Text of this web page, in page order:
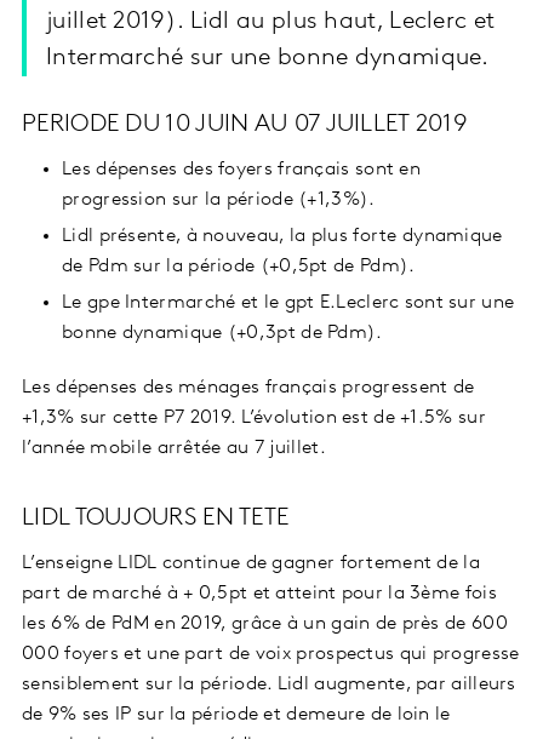
juillet 2019). Lidl au plus haut, Leclerc et
Intermarché sur une bonne dynamique.
PERIODE DU 10 JUIN AU 07 JUILLET 2019
Les dépenses des foyers français sont en
progression sur la période (+1,3%).
Lidl présente, à nouveau, la plus forte dynamique
de Pdm sur la période (+0,5pt de Pdm).
Le gpe Intermarché et le gpt E.Leclerc sont sur une
bonne dynamique (+0,3pt de Pdm).
Les dépenses des ménages français progressent de
+1,3% sur cette P7 2019. L’évolution est de +1.5% sur
l’année mobile arrêtée au 7 juillet.
LIDL TOUJOURS EN TETE
L’enseigne LIDL continue de gagner fortement de la
part de marché à + 0,5pt et atteint pour la 3ème fois
les 6% de PdM en 2019, grâce à un gain de près de 600
000 foyers et une part de voix prospectus qui progresse
sensiblement sur la période. Lidl augmente, par ailleurs
de 9% ses IP sur la période et demeure de loin le